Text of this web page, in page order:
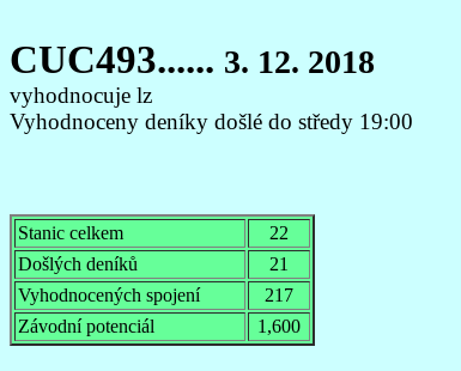
CUC493...... 3. 12. 2018
vyhodnocuje lz
Vyhodnoceny deníky došlé do středy 19:00
Stanic celkem
22
Došlých deníků
21
Vyhodnocených spojení
217
Závodní potenciál
1,600